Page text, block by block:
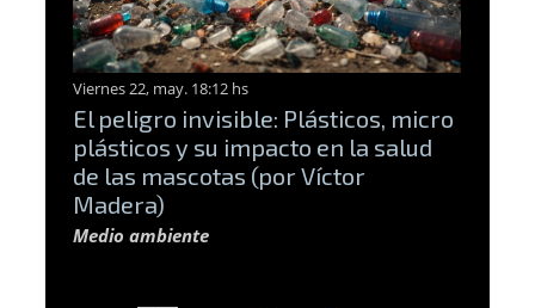
Viernes 22, may. 18:12 hs
El peligro invisible: Plásticos, micro
plásticos y su impacto en la salud
de las mascotas (por Víctor
Madera)
Medio ambiente